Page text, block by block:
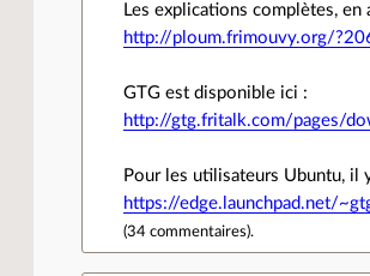
Les explications complètes, en
http://ploum.frimouvy.org/
GTG est disponible ici :
http://gtg.fritalk.com/pages/
Pour les utilisateurs Ubuntu, il
https://edge.launchpad.net/
(34 commentaires).